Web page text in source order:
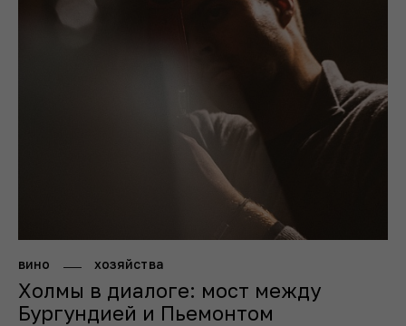
вино хозяйства
Холмы в диалоге: мост между
Бургундией и Пьемонтом